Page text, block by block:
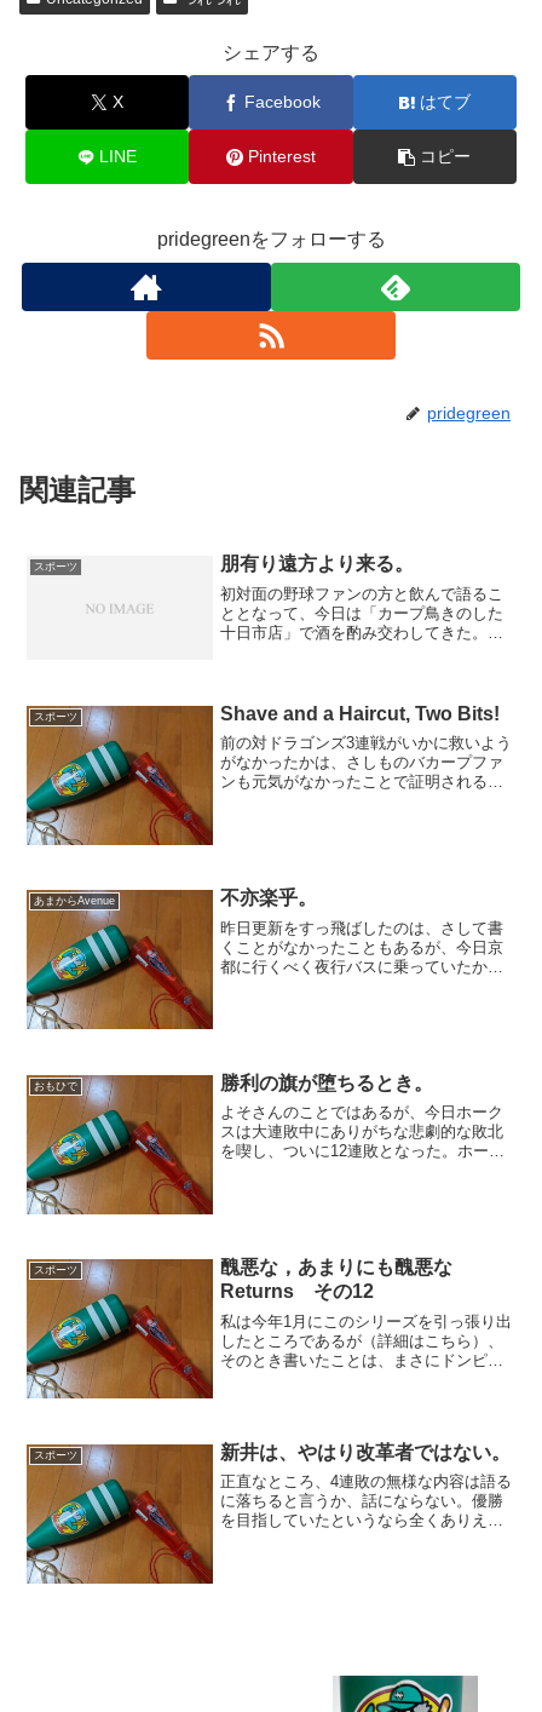
e
o
o
k
er
シェアする
X Facebook はてブ
LINE Pinterest コピー
pridegreenをフォローする
pridegreen
関連記事
スポーツ 朋有り遠方より来る。
初対面の野球ファンの方と飲んで語るこ
ととなって、今日は「カープ鳥きのした
十日市店」で酒を酌み交わしてきた。全
話から今のカープについて...
スポーツ Shave and a Haircut, Two Bits!
前の対ドラゴンズ3連戦がいかに救いよう
がなかったかは、さしものバカープファ
ンも元気がなかったことで証明される。
あまからAvenue 不亦楽乎。
昨日更新をすっ飛ばしたのは、さして書
くことがなかったこともあるが、今日京
都に行くべく夜行バスに乗っていたから
おもひで 勝利の旗が堕ちるとき。
よそさんのことではあるが、今日ホーク
スは大連敗中にありがちな悲劇的な敗北
を喫し、ついに12連敗となった。ホーク
スポーツ
醜悪な，あまりにも醜悪な
Returns その12
私は今年1月にこのシリーズを引っ張り出
したところであるが（詳細はこちら）、
そのとき書いたことは、まさにドンピシ
スポーツ 新井は、やはり改革者ではない。
正直なところ、4連敗の無様な内容は語る
に落ちると言うか、話にならない。優勝
を目指していたというなら全くありえな